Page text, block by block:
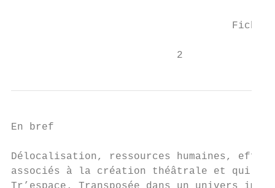
Fiche
                           2
En bref
Délocalisation, ressources humaines,
associés à la création théâtrale et qui sont